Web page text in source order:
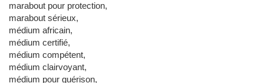
marabout pour protection,
marabout sérieux,
médium africain,
médium certifié,
médium compétent,
médium clairvoyant,
médium pour guérison,